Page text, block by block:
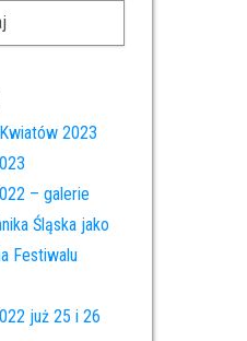
2023
– galerie
Śląska jako
Festiwalu
już 25 i 26